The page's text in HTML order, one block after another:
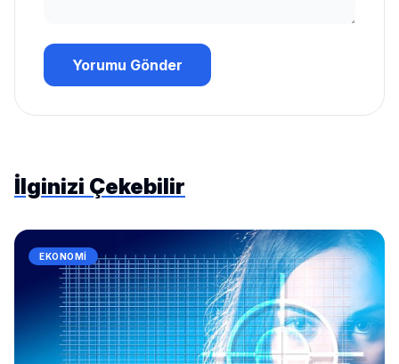
Yorumu Gönder
İlginizi Çekebilir
EKONOMI